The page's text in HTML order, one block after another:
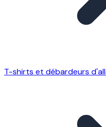
T-shirts et débardeurs